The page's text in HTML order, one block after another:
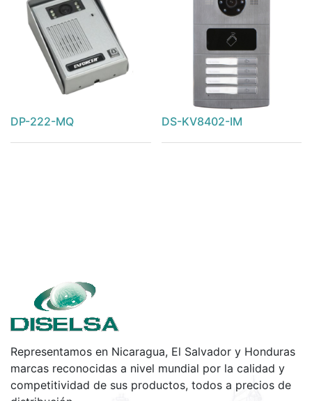
DP-222-MQ DS-KV8402-IM
Representamos en Nicaragua, El Salvador y Honduras
marcas reconocidas a nivel mundial por la calidad y
competitividad de sus productos, todos a precios de